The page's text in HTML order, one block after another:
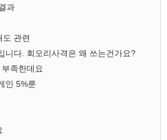
과
도 관련
니다. 회오리사격은 왜 쓰는건가요?
족한데요
인 5%룬